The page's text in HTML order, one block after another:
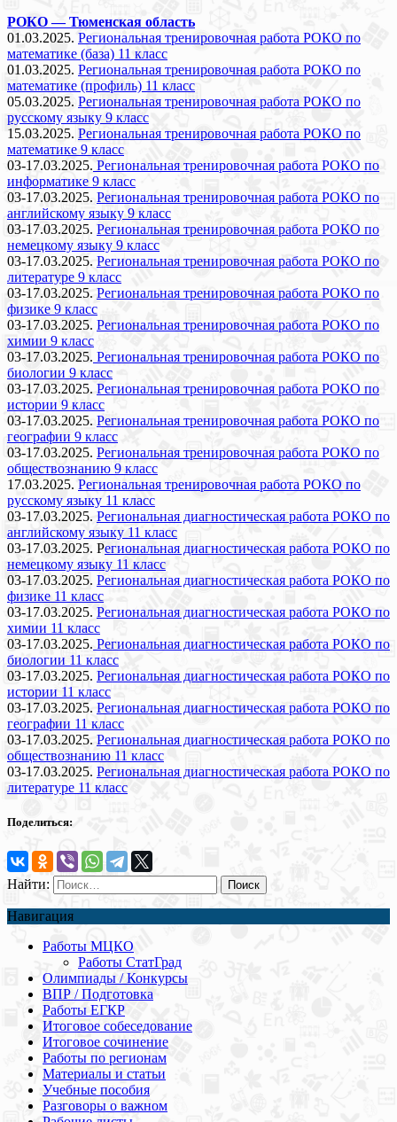
РОКО — Тюменская область
01.03.2025. Региональная тренировочная работа РОКО по
математике (база) 11 класс
01.03.2025. Региональная тренировочная работа РОКО по
математике (профиль) 11 класс
05.03.2025. Региональная тренировочная работа РОКО по
русскому языку 9 класс
15.03.2025. Региональная тренировочная работа РОКО по
математике 9 класс
03-17.03.2025. Региональная тренировочная работа РОКО по
информатике 9 класс
03-17.03.2025. Региональная тренировочная работа РОКО по
английскому языку 9 класс
03-17.03.2025. Региональная тренировочная работа РОКО по
немецкому языку 9 класс
03-17.03.2025. Региональная тренировочная работа РОКО по
литературе 9 класс
03-17.03.2025. Региональная тренировочная работа РОКО по
физике 9 класс
03-17.03.2025. Региональная тренировочная работа РОКО по
химии 9 класс
03-17.03.2025. Региональная тренировочная работа РОКО по
биологии 9 класс
03-17.03.2025. Региональная тренировочная работа РОКО по
истории 9 класс
03-17.03.2025. Региональная тренировочная работа РОКО по
географии 9 класс
03-17.03.2025. Региональная тренировочная работа РОКО по
обществознанию 9 класс
17.03.2025. Региональная тренировочная работа РОКО по
русскому языку 11 класс
03-17.03.2025. Региональная диагностическая работа РОКО по
английскому языку 11 класс
03-17.03.2025. Региональная диагностическая работа РОКО по
немецкому языку 11 класс
03-17.03.2025. Региональная диагностическая работа РОКО по
физике 11 класс
03-17.03.2025. Региональная диагностическая работа РОКО по
химии 11 класс
03-17.03.2025. Региональная диагностическая работа РОКО по
биологии 11 класс
03-17.03.2025. Региональная диагностическая работа РОКО по
истории 11 класс
03-17.03.2025. Региональная диагностическая работа РОКО по
географии 11 класс
03-17.03.2025. Региональная диагностическая работа РОКО по
обществознанию 11 класс
03-17.03.2025. Региональная диагностическая работа РОКО по
литературе 11 класс
Поделиться:
Найти:
Навигация
Работы МЦКО
Работы СтатГрад
Олимпиады / Конкурсы
ВПР / Подготовка
Работы ЕГКР
Итоговое собеседование
Итоговое сочинение
Работы по регионам
Материалы и статьи
Учебные пособия
Разговоры о важном